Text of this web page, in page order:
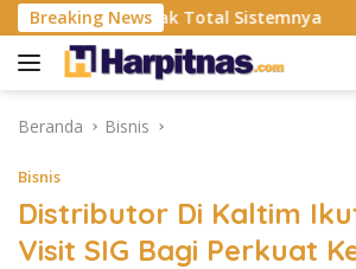
Langsung
ke
konten
Breaking News
Rombak Total Sistemnya
Beranda Bisnis
Bisnis
Distributor Di Kaltim
Visit SIG Bagi Perkuat